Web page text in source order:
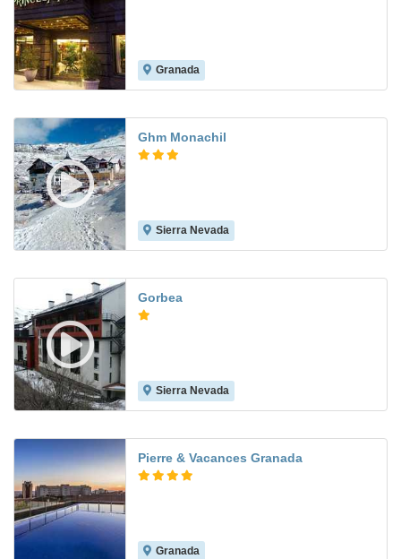
Granada
Ghm Monachil
Sierra Nevada
Gorbea
Sierra Nevada
Pierre & Vacances Granada
Granada